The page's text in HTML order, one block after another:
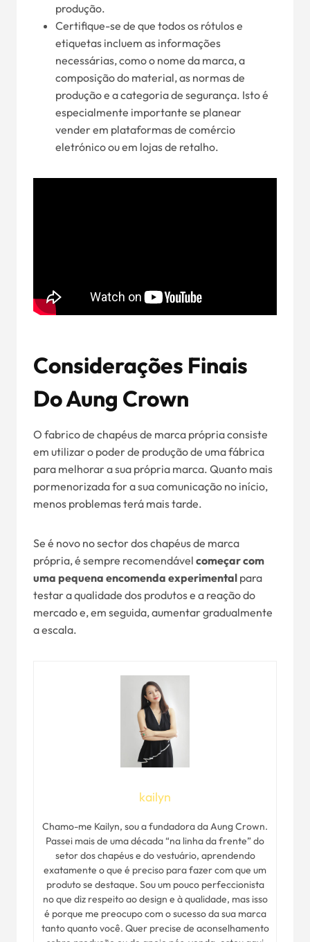
produção.
Certifique-se de que todos os rótulos e
etiquetas incluem as informações
necessárias, como o nome da marca, a
composição do material, as normas de
produção e a categoria de segurança. Isto é
especialmente importante se planear
vender em plataformas de comércio
eletrónico ou em lojas de retalho.
Considerações Finais
Do Aung Crown
O fabrico de chapéus de marca própria consiste
em utilizar o poder de produção de uma fábrica
para melhorar a sua própria marca. Quanto mais
pormenorizada for a sua comunicação no início,
menos problemas terá mais tarde.
Se é novo no sector dos chapéus de marca
própria, é sempre recomendável começar com
uma pequena encomenda experimental para
testar a qualidade dos produtos e a reação do
mercado e, em seguida, aumentar gradualmente
a escala.
kailyn
Chamo-me Kailyn, sou a fundadora da Aung Crown.
Passei mais de uma década “na linha da frente” do
setor dos chapéus e do vestuário, aprendendo
exatamente o que é preciso para fazer com que um
produto se destaque. Sou um pouco perfeccionista
no que diz respeito ao design e à qualidade, mas isso
é porque me preocupo com o sucesso da sua marca
tanto quanto você. Quer precise de aconselhamento